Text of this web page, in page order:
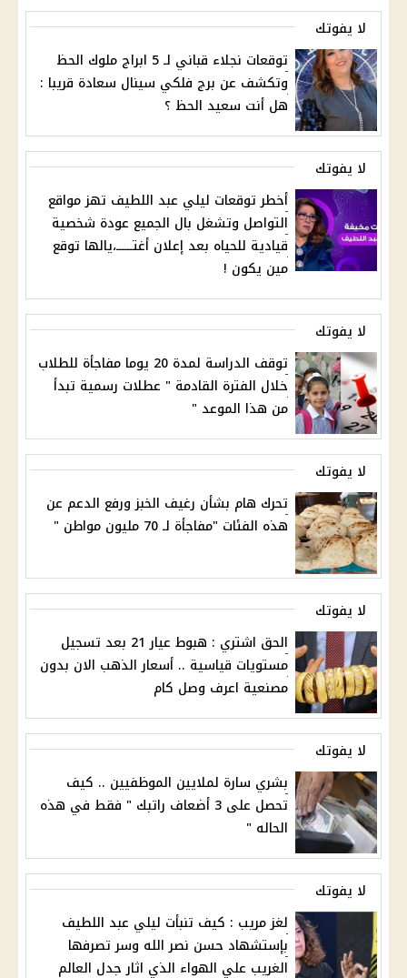
لا يفوتك
توقعات نجلاء قباني لـ 5 ابراج ملوك الحظ
وتكشف عن برج فلكي سينال سعادة قريبا :
هل أنت سعيد الحظ ؟
لا يفوتك
أخطر توقعات ليلي عبد اللطيف تهز مواقع
التواصل وتشغل بال الجميع عودة شخصية
قيادية للحياه بعد إعلان أغتــــــ،يالها توقع
مين يكون !
لا يفوتك
توقف الدراسة لمدة 20 يوما مفاجأة للطلاب
خلال الفترة القادمة " عطلات رسمية تبدأ
من هذا الموعد "
لا يفوتك
تحرك هام بشأن رغيف الخبز ورفع الدعم عن
هذه الفئات "مفاجأة لـ 70 مليون مواطن "
لا يفوتك
الحق اشتري : هبوط عيار 21 بعد تسجيل
مستويات قياسية .. أسعار الذهب الان بدون
مصنعية اعرف وصل كام
لا يفوتك
بشري سارة لملايين الموظفيين .. كيف
تحصل على 3 أضعاف راتبك " فقط في هذه
الحاله "
لا يفوتك
لغز مريب : كيف تنبأت ليلي عبد اللطيف
بإستشهاد حسن نصر الله وسر تصرفها
الغريب علي الهواء الذي اثار جدل العالم